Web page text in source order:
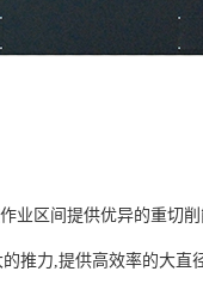
业区间提供优异的重切削
推力,提供高效率的大直